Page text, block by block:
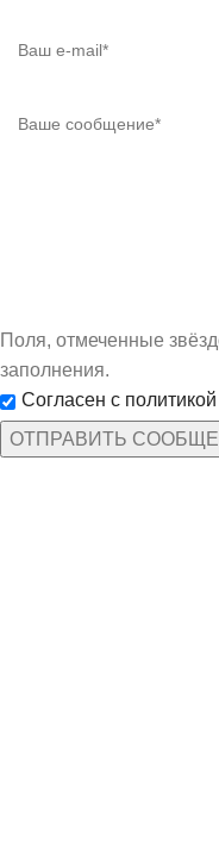
Поля, отмеченные
заполнения.
Согласен с